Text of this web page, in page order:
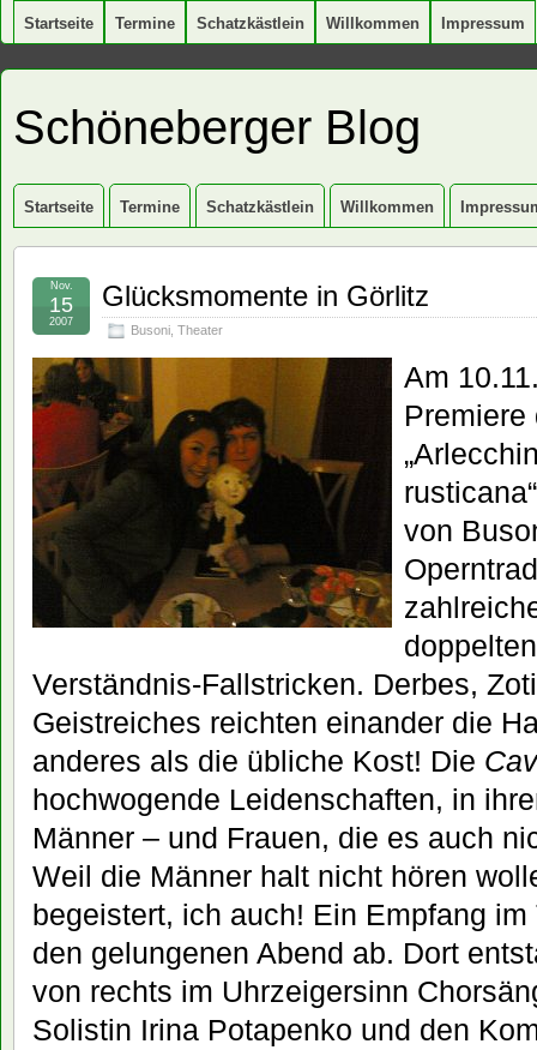
Startseite Termine Schatzkästlein Willkommen Impressum
Schöneberger Blog
Startseite Termine Schatzkästlein Willkommen
Glücksmomente in Görlitz
Busoni Theater
Nov.
15
2007
Am
Premiere
von
Verständnis-Fallstricken. Derbes,
Geistreiches reichten einander die
anderes als die übliche Kost! Die
hochwogende Leidenschaften, in
Männer – und Frauen, die es auch
Weil die Männer halt nicht hören
begeistert, ich auch! Ein Empfang
den gelungenen Abend ab. Dort
von rechts im Uhrzeigersinn
Solistin Irina Potapenko und den